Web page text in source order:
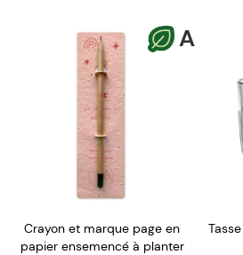
A
Crayon et marque page en
papier ensemencé à planter